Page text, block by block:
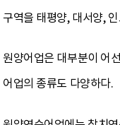
구역을 태평양, 대서양,
원양어업은 대부분이 어
어업의 종류도 다양하다.